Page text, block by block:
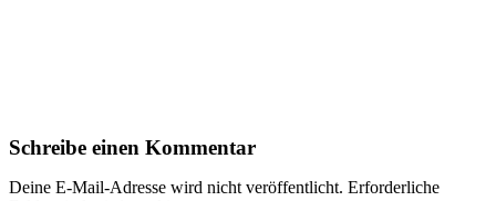
Schreibe einen Kommentar
Deine E-Mail-Adresse wird nicht veröffentlicht. Erforderliche